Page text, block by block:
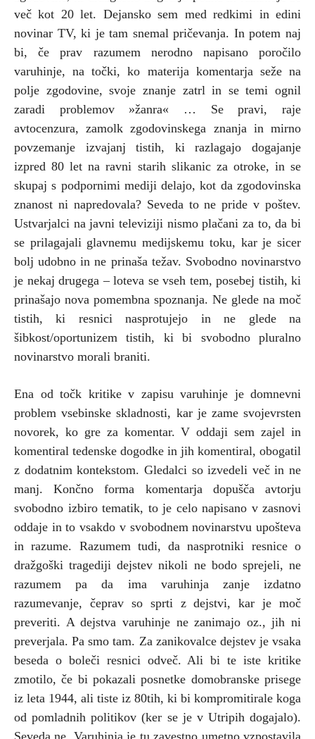
več kot 20 let. Dejansko sem med redkimi in edini
novinar TV, ki je tam snemal pričevanja. In potem naj
bi, če prav razumem nerodno napisano poročilo
varuhinje, na točki, ko materija komentarja seže na
polje zgodovine, svoje znanje zatrl in se temi ognil
zaradi problemov »žanra« … Se pravi, raje
avtocenzura, zamolk zgodovinskega znanja in mirno
povzemanje izvajanj tistih, ki razlagajo dogajanje
izpred 80 let na ravni starih slikanic za otroke, in se
skupaj s podpornimi mediji delajo, kot da zgodovinska
znanost ni napredovala? Seveda to ne pride v poštev.
Ustvarjalci na javni televiziji nismo plačani za to, da bi
se prilagajali glavnemu medijskemu toku, kar je sicer
bolj udobno in ne prinaša težav. Svobodno novinarstvo
je nekaj drugega – loteva se vseh tem, posebej tistih, ki
prinašajo nova pomembna spoznanja. Ne glede na moč
tistih, ki resnici nasprotujejo in ne glede na
šibkost/oportunizem tistih, ki bi svobodno pluralno
novinarstvo morali braniti.
Ena od točk kritike v zapisu varuhinje je domnevni
problem vsebinske skladnosti, kar je zame svojevrsten
novorek, ko gre za komentar. V oddaji sem zajel in
komentiral tedenske dogodke in jih komentiral, obogatil
z dodatnim kontekstom. Gledalci so izvedeli več in ne
manj. Končno forma komentarja dopušča avtorju
svobodno izbiro tematik, to je celo napisano v zasnovi
oddaje in to vsakdo v svobodnem novinarstvu upošteva
in razume. Razumem tudi, da nasprotniki resnice o
dražgoški tragediji dejstev nikoli ne bodo sprejeli, ne
razumem pa da ima varuhinja zanje izdatno
razumevanje, čeprav so sprti z dejstvi, kar je moč
preveriti. A dejstva varuhinje ne zanimajo oz., jih ni
preverjala. Pa smo tam. Za zanikovalce dejstev je vsaka
beseda o boleči resnici odveč. Ali bi te iste kritike
zmotilo, če bi pokazali posnetke domobranske prisege
iz leta 1944, ali tiste iz 80tih, ki bi kompromitirale koga
od pomladnih politikov (ker se je v Utripih dogajalo).
Seveda ne. Varuhinja je tu zavestno umetno vzpostavila